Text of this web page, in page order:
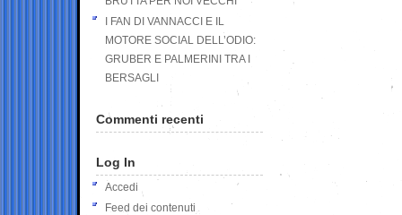
I FAN DI VANNACCI E IL
MOTORE SOCIAL DELL’ODIO:
GRUBER E PALMERINI TRA I
BERSAGLI
Commenti recenti
Log In
Accedi
Feed dei contenuti